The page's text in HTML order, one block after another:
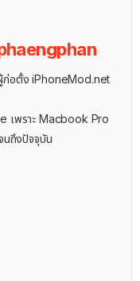
ก่อตั้ง iPhoneMod.net
เพราะ Macbook Pro
นถึงปัจจุบัน